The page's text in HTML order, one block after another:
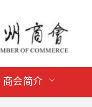
商会简介